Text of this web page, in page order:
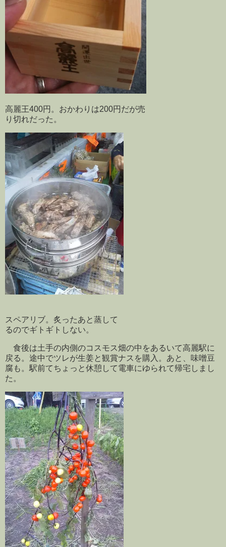
高麗王400円。おかわりは200円だが売
り切れだった。
スペアリブ。炙ったあと蒸して
るのでギトギトしない。
食後は土手の内側のコスモス畑の中をあるいて高麗駅に
戻る。途中でツレが生姜と観賞ナスを購入。あと、味噌豆
腐も。駅前てちょっと休憩して電車にゆられて帰宅しまし
た。